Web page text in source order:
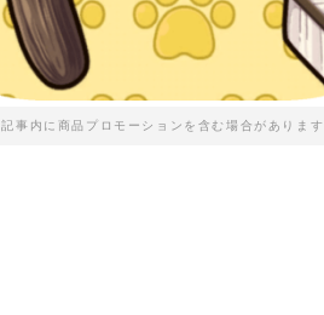
記事内に商品プロモーションを含む場合があります